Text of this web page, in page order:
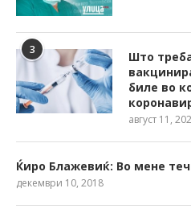
3
Што
биле во
август 11,
Ќиро Блажевиќ: Во мене
декември 10, 2018